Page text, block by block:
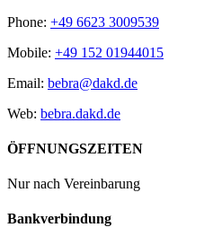
Phone: +49 6623 3009539
Mobile: +49 152 01944015
Email: bebra@dakd.de
Web: bebra.dakd.de
ÖFFNUNGSZEITEN
Nur nach Vereinbarung
Bankverbindung